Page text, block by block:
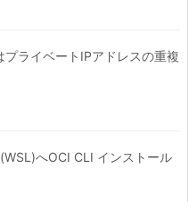
プライベートIPアドレスの重複
へOCI CLI インストール